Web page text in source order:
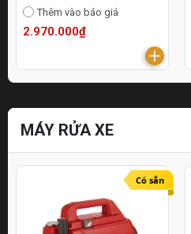
Thêm vào báo giá
2.970.000₫
MÁY RỬA XE
Có sẵn